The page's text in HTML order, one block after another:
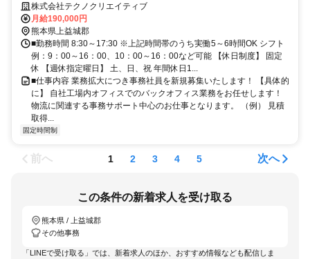
すすめ！平日のみのお仕事です
株式会社テクノクリエイティブ
月給190,000円
熊本県上益城郡
■勤務時間 8:30～17:30 ※上記時間帯のうち実働5～6時間OK シフト
例：9：00～16：00、10：00～16：00など可能 【休日制度】 固定
休 【週休指定曜日】 土、日、祝 年間休日1...
■仕事内容 業務拡大につき事務社員を新規募集いたします！ 【具体的
に】 自社工場内オフィスでのバックオフィス業務をお任せします！
物流に関連する事務サポート中心のお仕事となります。 （例） 見積
取得...
固定時間制
前へ 1 2 3 4 5 次へ
この条件の新着求人を受け取る
熊本県 / 上益城郡
その他事務
「LINEで受け取る」では、新着求人のほか、おすすめ情報なども配信しま